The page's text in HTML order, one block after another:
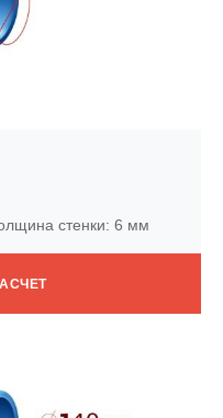
стенки: 6 мм